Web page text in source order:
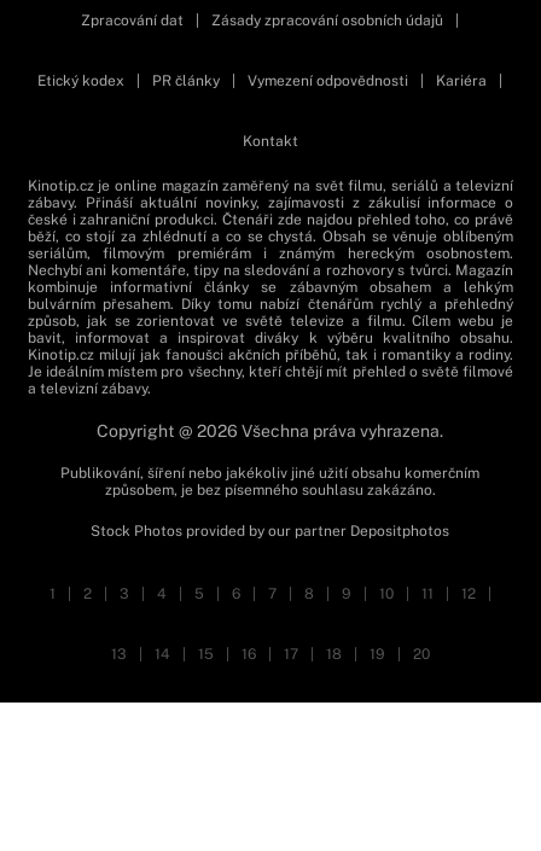
Zpracování dat Zásady zpracování osobních údajů
Etický kodex PR články Vymezení odpovědnosti Kariéra
Kontakt
Kinotip.cz je online magazín zaměřený na svět filmu, seriálů a televizní
zábavy. Přináší aktuální novinky, zajímavosti z zákulisí informace o
české i zahraniční produkci. Čtenáři zde najdou přehled toho, co právě
běží, co stojí za zhlédnutí a co se chystá. Obsah se věnuje oblíbeným
seriálům, filmovým premiérám i známým hereckým osobnostem.
Nechybí ani komentáře, tipy na sledování a rozhovory s tvůrci. Magazín
kombinuje informativní články se zábavným obsahem a lehkým
bulvárním přesahem. Díky tomu nabízí čtenářům rychlý a přehledný
způsob, jak se zorientovat ve světě televize a filmu. Cílem webu je
bavit, informovat a inspirovat diváky k výběru kvalitního obsahu.
Kinotip.cz milují jak fanoušci akčních příběhů, tak i romantiky a rodiny.
Je ideálním místem pro všechny, kteří chtějí mít přehled o světě filmové
a televizní zábavy.
Copyright @ 2026 Všechna práva vyhrazena.
Publikování, šíření nebo jakékoliv jiné užití obsahu komerčním
způsobem, je bez písemného souhlasu zakázáno.
Stock Photos provided by our partner Depositphotos
1 2 3 4 5 6 7 8 9 10 11 12
13 14 15 16 17 18 19 20